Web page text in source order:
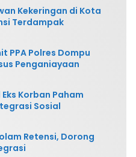
Kekeringan di Kota
Terdampak
PPA Polres Dompu
Penganiayaan
Korban Paham
Sosial
Retensi, Dorong